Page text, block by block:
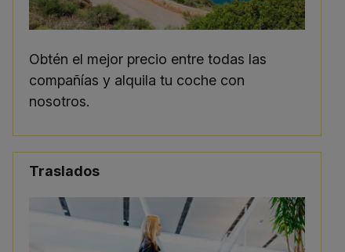
Obtén el mejor precio entre todas las
compañías y alquila tu coche con
nosotros.
Traslados